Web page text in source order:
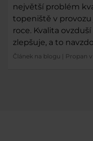
největší problém
topeniště v
roce. Kvalita
zlepšuje, a to
Článek na blogu | Propan